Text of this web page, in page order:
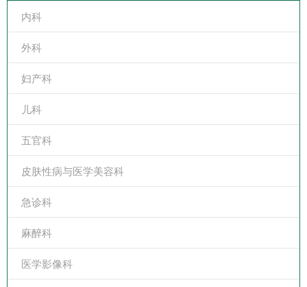
内科
外科
妇产科
儿科
五官科
皮肤性病与医学美容科
急诊科
麻醉科
医学影像科